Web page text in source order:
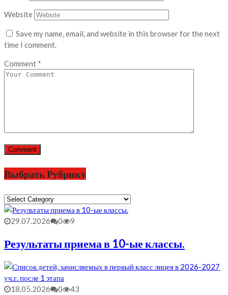
Website
Save my name, email, and website in this browser for the next
time I comment.
Comment *
Выбрать Рубрику
Выбрать
Рубрику
29.07.2026
0 9
Результаты приема в 10-ые классы.
18.05.2026 0 43